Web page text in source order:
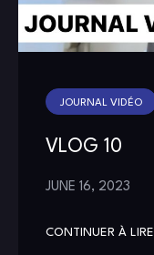
JOURNAL VIDÉO
VLOG 10
JUNE 16, 2023
CONTINUER À LIRE